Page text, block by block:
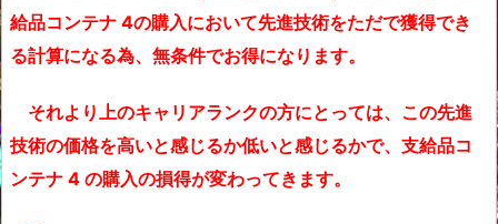
給品コンテナ 4の購入において先進技術をただで獲得でき
る計算になる為、無条件でお得になります。
それより上のキャリアランクの方にとっては、この先進
技術の価格を高いと感じるか低いと感じるかで、支給品コ
ンテナ 4 の購入の損得が変わってきます。